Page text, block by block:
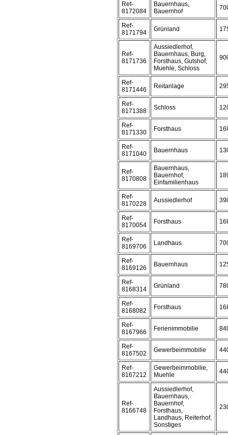
Ref-
8172084
Bauernhaus,
Bauernhof
Ref-
8171794
Grünland
Ref-
8171736
Aussiedlerhof,
Bauernhaus, Burg,
Forsthaus, Gutshof,
Muehle, Schloss
Ref-
8171446
Reitanlage
Ref-
8171388
Schloss
Ref-
8171330
Forsthaus
Ref-
8171040
Bauernhaus
Ref-
8170808
Bauernhaus,
Bauernhof,
Einfamilienhaus
Ref-
8170228
Aussiedlerhof
Ref-
8170054
Forsthaus
Ref-
8169706
Landhaus
Ref-
8169126
Bauernhaus
Ref-
8168314
Grünland
Ref-
8168082
Forsthaus
Ref-
8167966
Ferienimmobilie
Ref-
8167502
Gewerbeimmobilie
Ref-
8167212
Gewerbeimmobilie,
Muehle
Ref-
8166748
Aussiedlerhof,
Bauernhaus,
Bauernhof,
Forsthaus,
Landhaus, Reiterhof,
Sonstiges